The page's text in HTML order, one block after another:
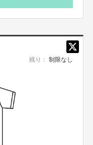
たい！】
顔をしよるんです。いい所
残り： 制限なし